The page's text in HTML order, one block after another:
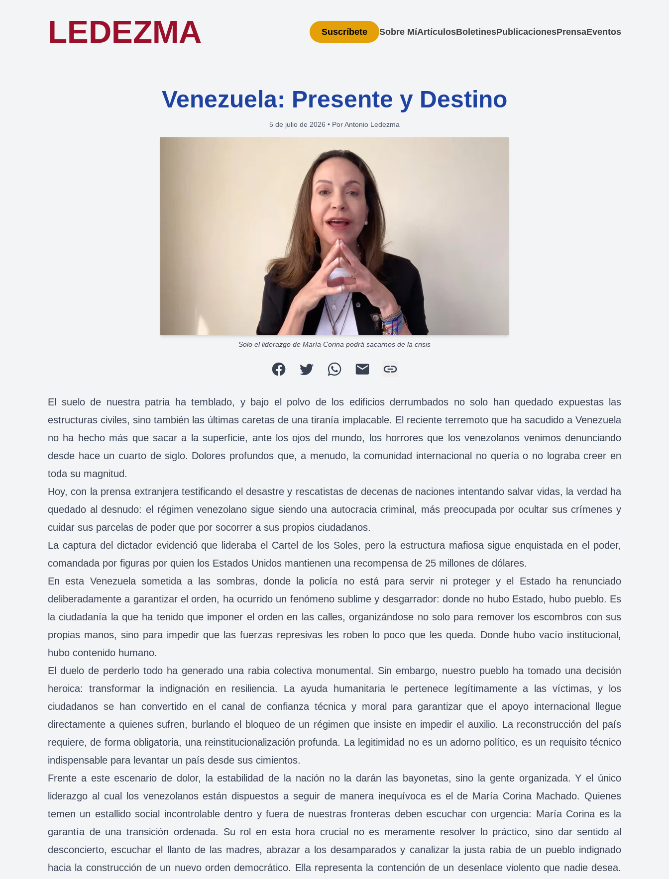
LEDEZMA Suscríbete Sobre MíArtículosBoletinesPublicacionesPrensaEventos
Venezuela: Presente y Destino
5 de julio de 2026 • Por Antonio Ledezma
Solo el liderazgo de María Corina podrá sacarnos de la crisis
El suelo de nuestra patria ha temblado, y bajo el polvo de los edificios derrumbados no solo han quedado expuestas las
estructuras civiles, sino también las últimas caretas de una tiranía implacable. El reciente terremoto que ha sacudido a Venezuela
no ha hecho más que sacar a la superficie, ante los ojos del mundo, los horrores que los venezolanos venimos denunciando
desde hace un cuarto de siglo. Dolores profundos que, a menudo, la comunidad internacional no quería o no lograba creer en
toda su magnitud.
Hoy, con la prensa extranjera testificando el desastre y rescatistas de decenas de naciones intentando salvar vidas, la verdad ha
quedado al desnudo: el régimen venezolano sigue siendo una autocracia criminal, más preocupada por ocultar sus crímenes y
cuidar sus parcelas de poder que por socorrer a sus propios ciudadanos.
La captura del dictador evidenció que lideraba el Cartel de los Soles, pero la estructura mafiosa sigue enquistada en el poder,
comandada por figuras por quien los Estados Unidos mantienen una recompensa de 25 millones de dólares.
En esta Venezuela sometida a las sombras, donde la policía no está para servir ni proteger y el Estado ha renunciado
deliberadamente a garantizar el orden, ha ocurrido un fenómeno sublime y desgarrador: donde no hubo Estado, hubo pueblo. Es
la ciudadanía la que ha tenido que imponer el orden en las calles, organizándose no solo para remover los escombros con sus
propias manos, sino para impedir que las fuerzas represivas les roben lo poco que les queda. Donde hubo vacío institucional,
hubo contenido humano.
El duelo de perderlo todo ha generado una rabia colectiva monumental. Sin embargo, nuestro pueblo ha tomado una decisión
heroica: transformar la indignación en resiliencia. La ayuda humanitaria le pertenece legítimamente a las víctimas, y los
ciudadanos se han convertido en el canal de confianza técnica y moral para garantizar que el apoyo internacional llegue
directamente a quienes sufren, burlando el bloqueo de un régimen que insiste en impedir el auxilio. La reconstrucción del país
requiere, de forma obligatoria, una reinstitucionalización profunda. La legitimidad no es un adorno político, es un requisito técnico
indispensable para levantar un país desde sus cimientos.
Frente a este escenario de dolor, la estabilidad de la nación no la darán las bayonetas, sino la gente organizada. Y el único
liderazgo al cual los venezolanos están dispuestos a seguir de manera inequívoca es el de María Corina Machado. Quienes
temen un estallido social incontrolable dentro y fuera de nuestras fronteras deben escuchar con urgencia: María Corina es la
garantía de una transición ordenada. Su rol en esta hora crucial no es meramente resolver lo práctico, sino dar sentido al
desconcierto, escuchar el llanto de las madres, abrazar a los desamparados y canalizar la justa rabia de un pueblo indignado
hacia la construcción de un nuevo orden democrático. Ella representa la contención de un desenlace violento que nadie desea.